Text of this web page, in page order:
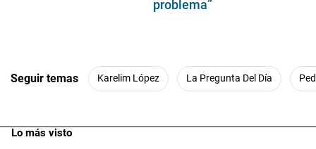
problema”
Seguir temas Karelim López La Pregunta Del Día
Lo más visto